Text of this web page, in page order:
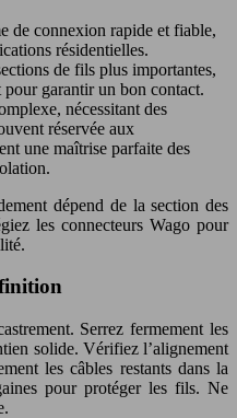
de connexion rapide et fiable,
résidentielles.
de fils plus importantes,
pour garantir un bon contact.
nécessitant des
réservée aux
une maîtrise parfaite des
dépend de la section des
les connecteurs Wago pour
Serrez fermement les
solide. Vérifiez l’alignement
les câbles restants dans la
pour protéger les fils. Ne